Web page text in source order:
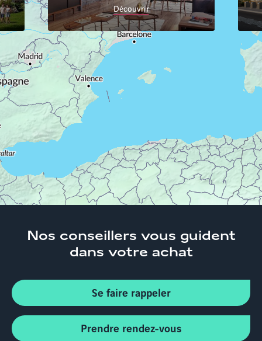
Découvrir
Accueil Trouver son logement
Franche-Comté
Côte-d'or
Dijon 21000
4 pièces à Dijon (21000)
Nos conseillers vous guident
dans votre achat
Se faire rappeler
Prendre rendez-vous